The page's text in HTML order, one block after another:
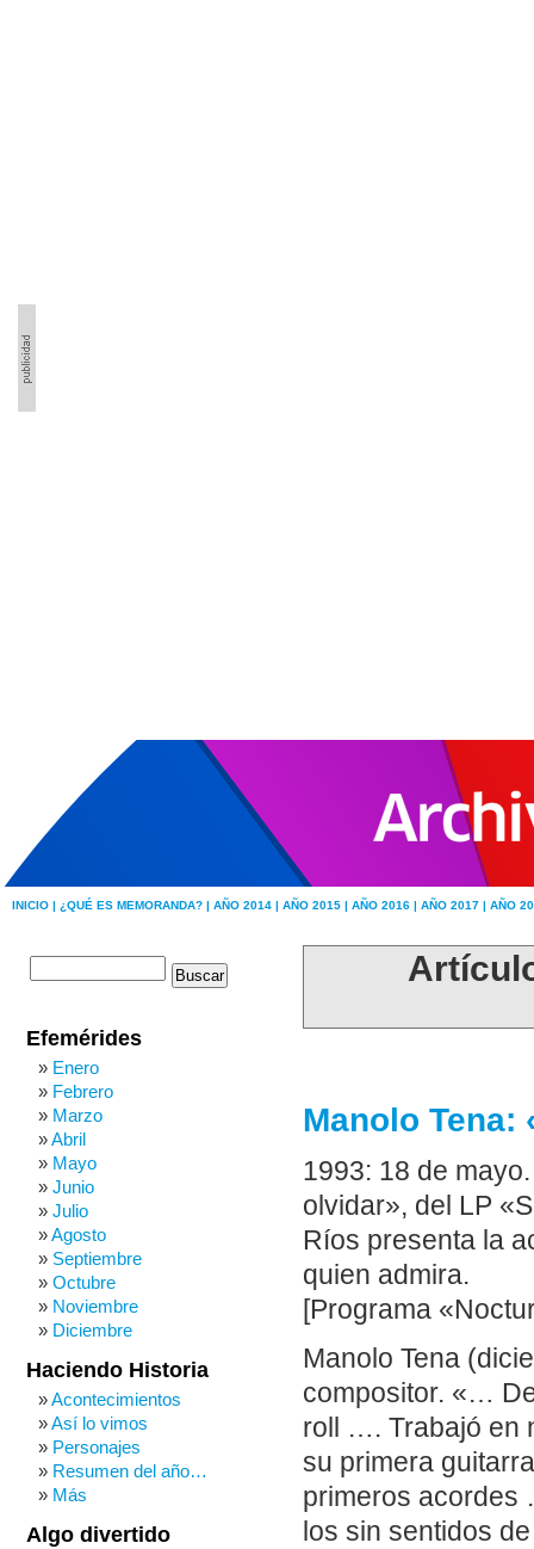
INICIO | ¿QUÉ ES MEMORANDA? | AÑO 2014 | AÑO 2015 | AÑO 2016 | AÑO 2017 | AÑO
Manolo Tena:
1993: 18 de
olvidar», del LP
Ríos presenta la
quien admira.
[Programa
Manolo Tena
compositor. «…
roll …. Trabajó en
su primera
primeros
los sin sentidos
Efemérides
Enero
Febrero
Marzo
Abril
Mayo
Junio
Julio
Agosto
Septiembre
Octubre
Noviembre
Diciembre
Haciendo Historia
Acontecimientos
Así lo vimos
Personajes
Resumen del año…
Más
Algo divertido